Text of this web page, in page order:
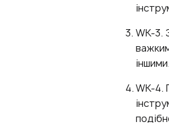
WK-3.
іншими.
WK-4.